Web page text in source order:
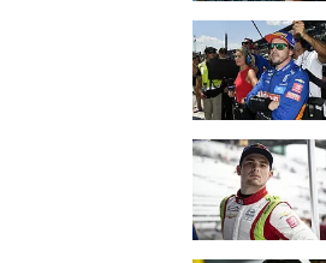
MÁS CATEGORÍAS